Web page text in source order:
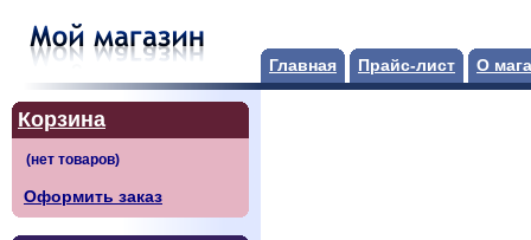
Главная Прайс-лист О
Корзина
Оформить заказ